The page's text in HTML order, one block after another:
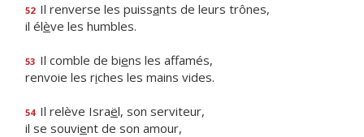
52 Il renverse les puissants de leurs trônes,
il élève les humbles.
53 Il comble de biens les affamés,
renvoie les riches les mains vides.
54 Il relève Israël, son serviteur,
il se souvient de son amour,